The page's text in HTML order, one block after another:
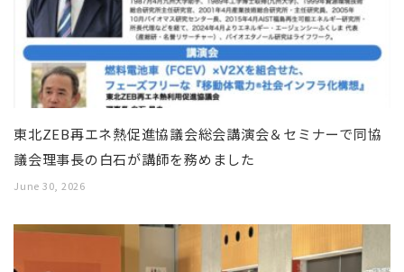
東北ZEB再エネ熱促進協議会総会講演会＆セミナーで同協
議会理事長の白石が講師を務めました
June 30, 2026